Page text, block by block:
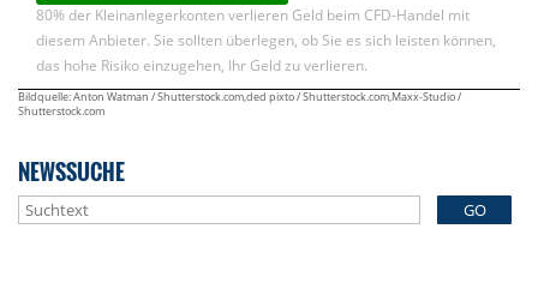
80% der Kleinanlegerkonten verlieren Geld beim CFD-Handel mit
diesem Anbieter. Sie sollten überlegen, ob Sie es sich leisten können,
das hohe Risiko einzugehen, Ihr Geld zu verlieren.
Bildquelle: Anton Watman / Shutterstock.com,ded pixto / Shutterstock.com,Maxx-Studio /
Shutterstock.com
NEWSSUCHE
GO